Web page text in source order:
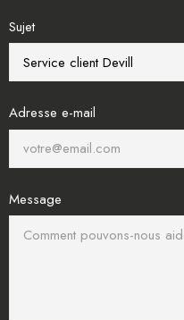
Sujet
Adresse e-mail
Message